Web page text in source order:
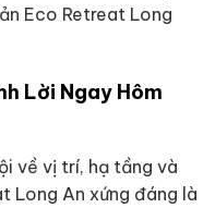
Eco Retreat Long
Lời Ngay Hôm
về vị trí, hạ tầng và
Long An xứng đáng là